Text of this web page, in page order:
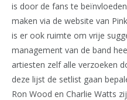
is door de fans te
maken via de website van
is er ook ruimte om vrije
management van de band
artiesten zelf alle verzoeken
deze lijst de setlist gaan
Ron Wood en Charlie Watts